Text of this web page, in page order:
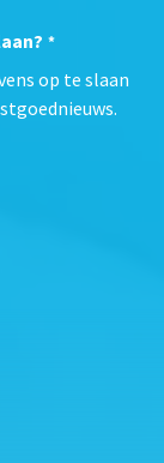
*
op te slaan